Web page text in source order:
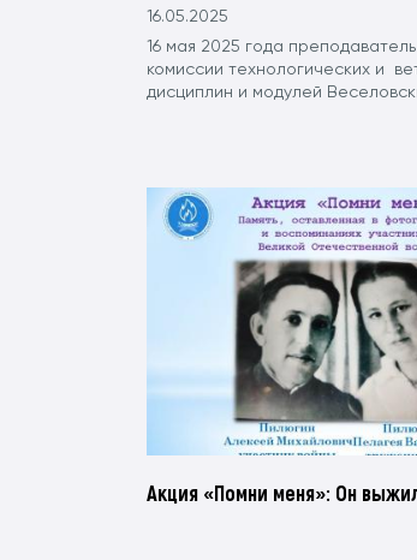
16.05.2025
16 мая 2025 года
комиссии технологических и
дисциплин и модулей
Акция «Помни меня»: Он